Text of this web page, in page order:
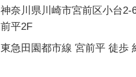
神奈川県川崎市宮前区小台2-
前平2F
東急田園都市線 宮前平 徒歩